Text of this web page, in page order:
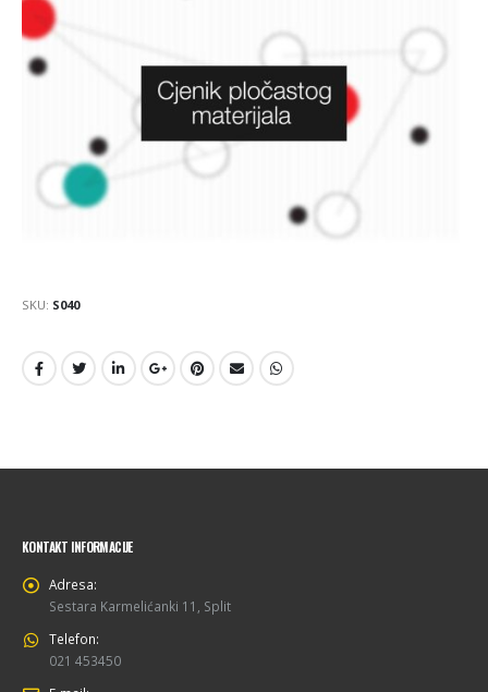
SKU: S040
KONTAKT INFORMACIJE
Adresa:
Sestara Karmelićanki 11, Split
Telefon:
021 453450